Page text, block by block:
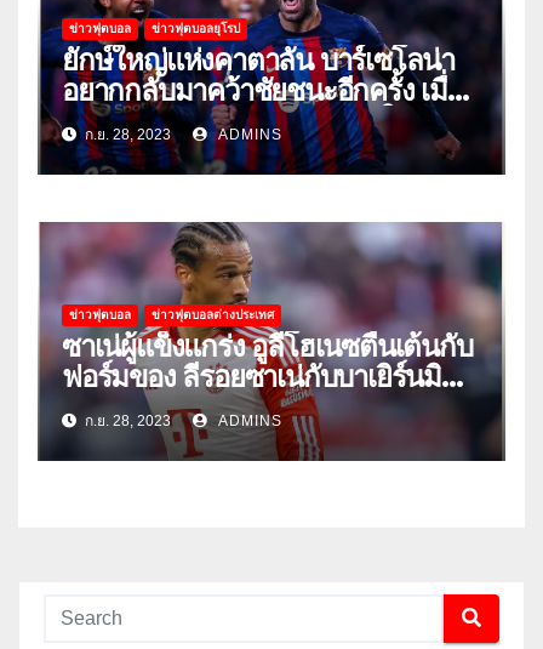
ข่าวฟุตบอล ข่าวฟุตบอลยุโรป
ยักษ์ใหญ่แห่งคาตาลัน บาร์เซโลน่า
อยากกลับมาคว้าชัยชนะอีกครั้ง เมื่อ
พวกเขาเปิดบ้านรับมือเซบีย่าในลีก
ก.ย. 28, 2023 ADMINS
ข่าวฟุตบอล ข่าวฟุตบอลต่างประเทศ
ซาเน่ผู้แข็งแกร่ง อูลี่โฮเนซตื่นเต้นกับ
ฟอร์มของ ลีรอยซาเน่กับบาเยิร์นมิ
วนิคก.ย. 28, 2023 ADMINS